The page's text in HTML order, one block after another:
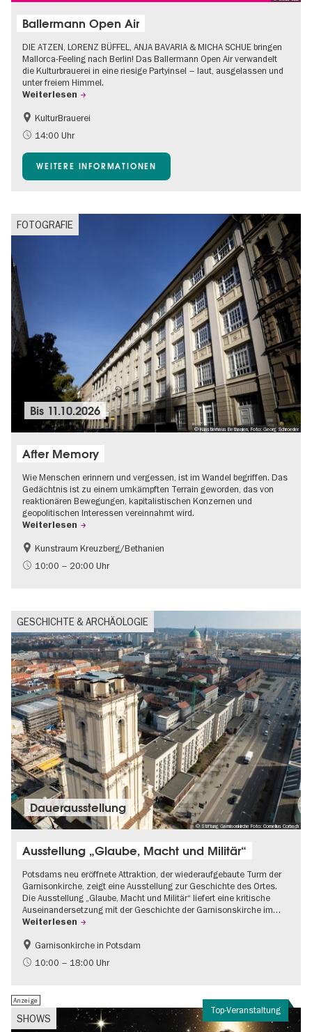
Ballermann Open Air
DIE ATZEN, LORENZ BÜFFEL, ANJA BAVARIA & MICHA SCHUE bringen
Mallorca-Feeling nach Berlin! Das Ballermann Open Air verwandelt
die Kulturbrauerei in eine riesige Partyinsel – laut, ausgelassen und
unter freiem Himmel.
Weiterlesen
Barrierefrei
Going local Berlin
Open Air
KulturBrauerei
14:00 Uhr
WEITERE INFORMATIONEN
FOTOGRAFIE
© Künstlerhaus Bethanien, Foto: Georg Schroeder
Bis 11.10.2026
After Memory
Wie Menschen erinnern und vergessen, ist im Wandel begriffen. Das
Gedächtnis ist zu einem umkämpften Terrain geworden, das von
reaktionären Bewegungen, kapitalistischen Konzernen und
geopolitischen Interessen vereinnahmt wird.
Weiterlesen
Gratis
International
Kunstraum Kreuzberg/Bethanien
10:00 – 20:00 Uhr
GESCHICHTE & ARCHÄOLOGIE
© Stiftung Garnisonkirche Foto: Cornelius Corbach
Dauer­aus­stel­lung
Ausstellung „Glaube, Macht und Militär“
Potsdams neu eröffnete Attraktion, der wiederaufgebaute Turm der
Garnisonkirche, zeigt eine Ausstellung zur Geschichte des Ortes.
Die Ausstellung „Glaube, Macht und Militär“ liefert eine kritische
Auseinandersetzung mit der Geschichte der Garnisonskirche im…
Weiterlesen
Geschichte
Brandenburg
Garnisonkirche in Potsdam
10:00 – 18:00 Uhr
Top-Veranstaltung
SHOWS
Anzeige